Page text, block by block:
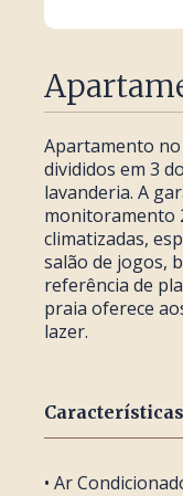
Apartamento no
divididos em 3
lavanderia. A
monitoramento
climatizadas,
salão de jogos,
referência de
praia oferece
lazer.
• Ar